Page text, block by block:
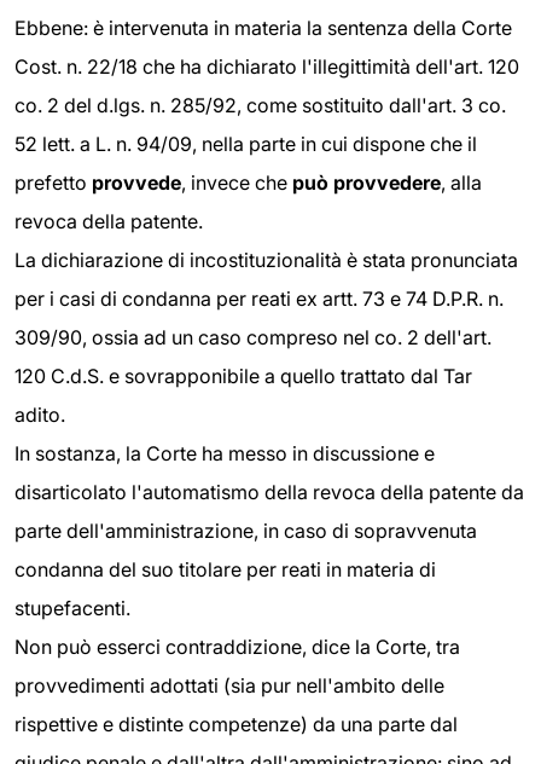
Ebbene: è intervenuta in materia la sentenza della Corte
Cost. n. 22/18 che ha dichiarato l'illegittimità dell'art. 120
co. 2 del d.lgs. n. 285/92, come sostituito dall'art. 3 co.
52 lett. a L. n. 94/09, nella parte in cui dispone che il
prefetto provvede, invece che può provvedere, alla
revoca della patente.
La dichiarazione di incostituzionalità è stata pronunciata
per i casi di condanna per reati ex artt. 73 e 74 D.P.R. n.
309/90, ossia ad un caso compreso nel co. 2 dell'art.
120 C.d.S. e sovrapponibile a quello trattato dal Tar
adito.
In sostanza, la Corte ha messo in discussione e
disarticolato l'automatismo della revoca della patente da
parte dell'amministrazione, in caso di sopravvenuta
condanna del suo titolare per reati in materia di
stupefacenti.
Non può esserci contraddizione, dice la Corte, tra
provvedimenti adottati (sia pur nell'ambito delle
rispettive e distinte competenze) da una parte dal